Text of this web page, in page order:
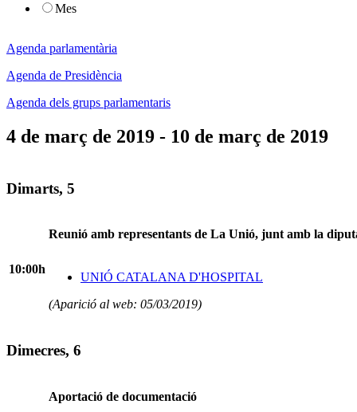
Mes
Agenda parlamentària
Agenda de Presidència
Agenda dels grups parlamentaris
4 de març de 2019 - 10 de març de 2019
Dimarts, 5
10:00h
Reunió amb representants de La Unió, junt amb la
UNIÓ CATALANA D'HOSPITAL
(Aparició al web: 05/03/2019)
Dimecres, 6
Aportació de documentació